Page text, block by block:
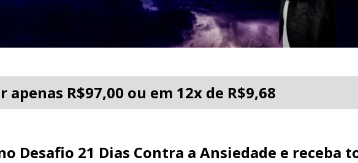
apenas R$97,00 ou em 12x de R$9,68
Desafio 21 Dias Contra a Ansiedade e receba